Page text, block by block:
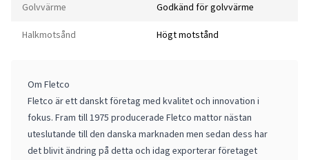
Golvvärme Godkänd för golvvärme
Halkmotsånd Högt motstånd
Om Fletco
Fletco är ett danskt företag med kvalitet och innovation i
fokus. Fram till 1975 producerade Fletco mattor nästan
uteslutande till den danska marknaden men sedan dess har
det blivit ändring på detta och idag exporterar företaget